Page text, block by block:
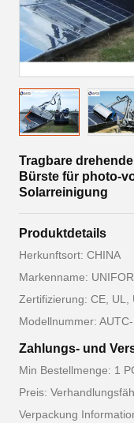
Tragbare
Bürste für photo-
Solarreinigung
Produktdetails
Herkunftsort: CHINA
Markenname:
Zertifizierung: CE, UL,
Modellnummer:
Zahlungs- und
Min Bestellmenge: 1
Preis:
Verpackung